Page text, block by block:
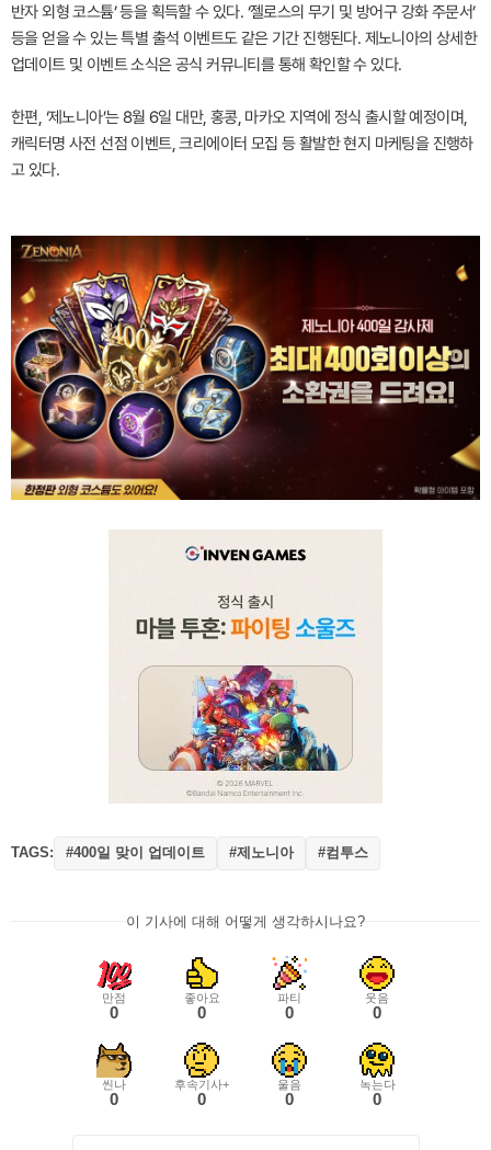
반자 외형 코스튬’ 등을 획득할 수 있다. ‘젤로스의 무기 및 방어구 강화 주문서’
등을 얻을 수 있는 특별 출석 이벤트도 같은 기간 진행된다. 제노니아의 상세한
업데이트 및 이벤트 소식은 공식 커뮤니티를 통해 확인할 수 있다.
한편, ‘제노니아’는 8월 6일 대만, 홍콩, 마카오 지역에 정식 출시할 예정이며,
캐릭터명 사전 선점 이벤트, 크리에이터 모집 등 활발한 현지 마케팅을 진행하
고 있다.
TAGS: #400일 맞이 업데이트 #제노니아 #컴투스
이 기사에 대해 어떻게 생각하시나요?
만점
0
좋아요
0
파티
0
웃음
0
씬나
0
후속기사+
0
울음
0
녹는다
0